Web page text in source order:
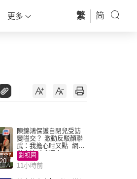
更多 繁 简
陳錦鴻保護自閉兒受訪
變嗌交？ 激動反駁顏聯
武：我擔心咁又點 網民
批主持咄咄逼人
影視圈
11小時前